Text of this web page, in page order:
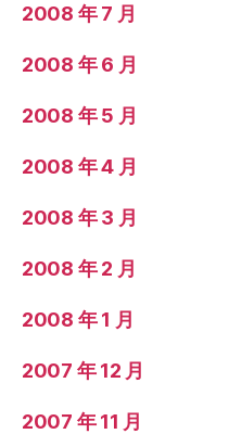
2008 年 7 月
2008 年 6 月
2008 年 5 月
2008 年 4 月
2008 年 3 月
2008 年 2 月
2008 年 1 月
2007 年 12 月
2007 年 11 月